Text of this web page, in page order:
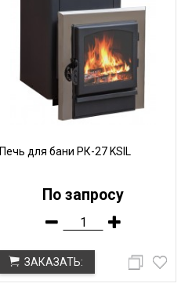
Печь для бани PК-27 KSIL
По запросу
ЗАКАЗАТЬ: